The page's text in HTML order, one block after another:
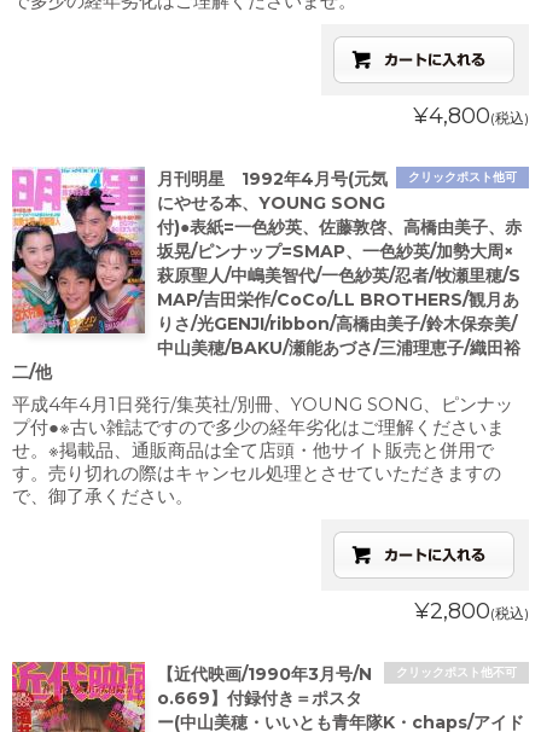
¥4,800(税込)
クリックポスト他可
月刊明星 1992年4月号(元気
にやせる本、YOUNG SONG
付)●表紙=一色紗英、佐藤敦啓、高橋由美子、赤
坂晃/ピンナップ=SMAP、一色紗英/加勢大周×
萩原聖人/中嶋美智代/一色紗英/忍者/牧瀬里穂/S
MAP/吉田栄作/CoCo/LL BROTHERS/観月あ
りさ/光GENJI/ribbon/高橋由美子/鈴木保奈美/
中山美穂/BAKU/瀬能あづさ/三浦理恵子/織田裕
二/他
平成4年4月1日発行/集英社/別冊、YOUNG SONG、ピンナッ
プ付●※古い雑誌ですので多少の経年劣化はご理解くださいま
せ。※掲載品、通販商品は全て店頭・他サイト販売と併用で
す。売り切れの際はキャンセル処理とさせていただきますの
で、御了承ください。
¥2,800(税込)
クリックポスト他不可
【近代映画/1990年3月号/N
o.669】付録付き＝ポスタ
ー(中山美穂・いいとも青年隊K・chaps/アイド